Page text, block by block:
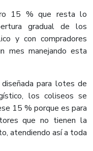
15 % que resta lo
gradual de los
y con compradores
mes manejando esta
para lotes de
los coliseos se
15 % porque es para
que no tienen la
atendiendo así a toda